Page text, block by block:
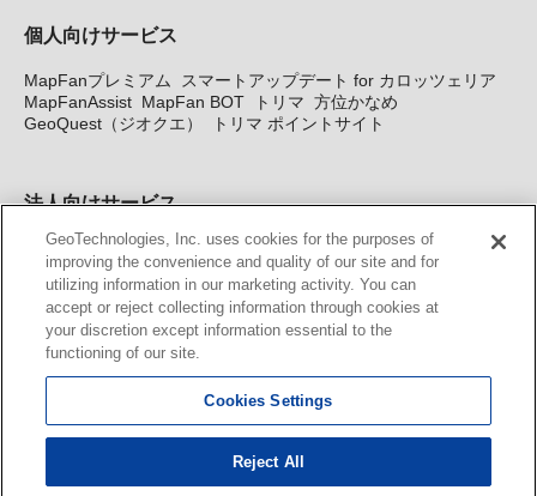
個人向けサービス
MapFanプレミアム
スマートアップデート for カロッツェリア
MapFanAssist MapFan BOT トリマ 方位かなめ
GeoQuest（ジオクエ）
トリマ ポイントサイト
法人向けサービス
法人向け地図・位置情報サービス WEBサイト・システム向け地
図API Windows PC向け地図開発キット MapFan DB 住所確認
サービス
MAP WORLD+ トリマ広告 Geo-Research
カーナビ地図更新サービス
MapFan スマートメンバーズ カロッツェリア地図割プラス
KENWOOD MapFan Club
GeoTechnologies, Inc. uses cookies for the purposes of
improving the convenience and quality of our site and for
utilizing information in our marketing activity. You can
accept or reject collecting information through cookies at
your discretion except information essential to the
functioning of our site.
Cookies Settings
Reject All